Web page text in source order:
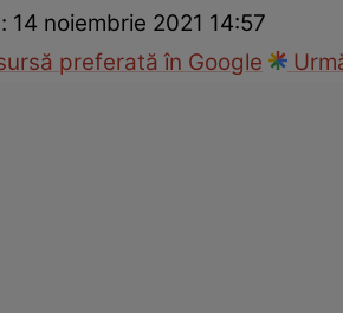
14 noiembrie 2021 14:57
preferată în Google